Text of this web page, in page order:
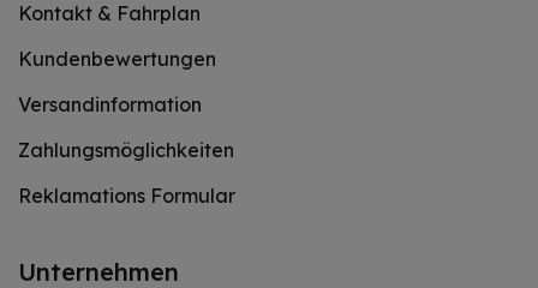
Kontakt & Fahrplan
Kundenbewertungen
Versandinformation
Zahlungsmöglichkeiten
Reklamations Formular
Unternehmen